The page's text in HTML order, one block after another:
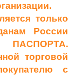
только
России
торговой
с